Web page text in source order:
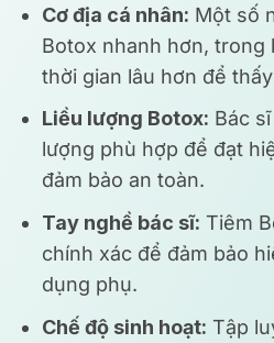
Cơ địa cá nhân: Một số
Botox nhanh hơn, trong
thời gian lâu hơn để
Liều lượng Botox: Bác
lượng phù hợp để đạt
đảm bảo an toàn.
Tay nghề bác sĩ: Tiêm
chính xác để đảm bảo
dụng phụ.
Chế độ sinh hoạt: Tập